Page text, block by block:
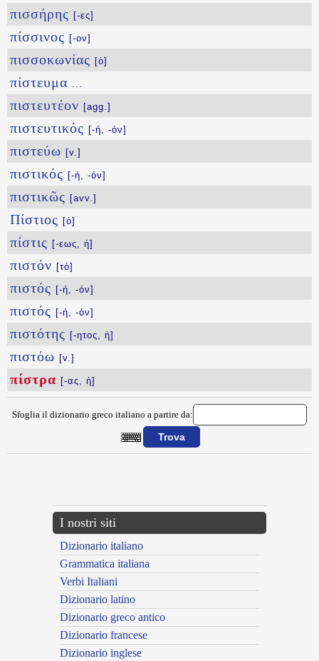
πισσήρης [-ες]
πίσσινος [-ον]
πισσοκωνίας [ὁ]
πίστευμα ...
πιστευτέον [agg.]
πιστευτικός [-ή, -όν]
πιστεύω [v.]
πιστικός [-ή, -όν]
πιστικῶς [avv.]
Πίστιος [ὁ]
πίστις [-εως, ἡ]
πιστόν [τό]
πιστός [-ή, -όν]
πιστός [-ή, -όν]
πιστότης [-ητος, ἡ]
πιστόω [v.]
πίστρα [-ας, ἡ]
Sfoglia il dizionario greco italiano a partire da:
I nostri siti
Dizionario italiano
Grammatica italiana
Verbi Italiani
Dizionario latino
Dizionario greco antico
Dizionario francese
Dizionario inglese